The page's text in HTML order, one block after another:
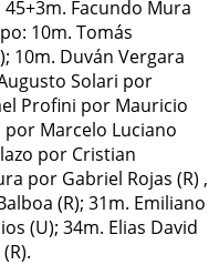
Facundo Mura
10m. Tomás
10m. Duván Vergara
Solari por
Profini por Mauricio
por Marcelo Luciano
por Cristian
por Gabriel Rojas (R) ,
(R); 31m. Emiliano
(U); 34m. Elias David